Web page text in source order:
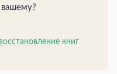
книг